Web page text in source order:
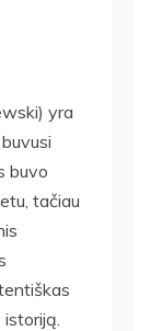
yra
buvo
tačiau